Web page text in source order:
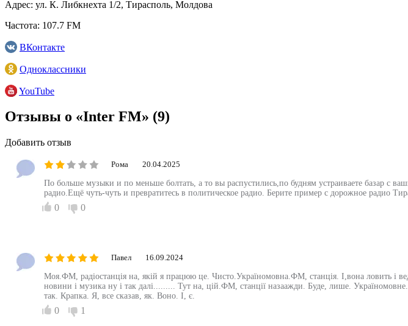
Адрес: ул. К. Либкнехта 1/2, Тирасполь, Молдова
Частота: 107.7 FM
ВКонтакте
Одноклассники
YouTube
Отзывы о «Inter FM» (9)
Добавить отзыв
Рома 20.04.2025
По больше музыки и по меньше болтать, а то вы распустились,по будням устраиваете базар с
радио.Ещё чуть-чуть и превратитесь в политическое радио. Берите пример с дорожное радио
0 0
Павел 16.09.2024
Моя.ФМ, радіостанція на, якій я працюю це. Чисто.Україномовна.ФМ, станція. І,вона ловить і
новини і музика ну і так далі......... Тут на, цій.ФМ, станції назаажди. Буде, лише.
так. Крапка. Я, все сказав, як. Воно. І, є.
0 1